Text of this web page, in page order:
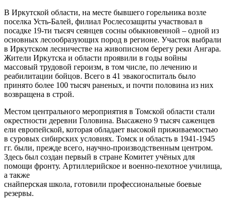
В Иркутской области, на месте бывшего горельника возле
поселка Усть-Балей, филиал Рослесозащиты участвовал в
посадке 19-ти тысяч сеянцев сосны обыкновенной – одной из
основных лесообразующих пород в регионе. Участок выбрали
в Иркутском лесничестве на живописном берегу реки Ангара.
Жители Иркутска и области проявили в годы войны
массовый трудовой героизм, в том числе, по лечению и
реабилитации бойцов. Всего в 41 эвакогоспиталь было
принято более 100 тысяч раненых, и почти половина из них
возвращена в строй.
Местом центрального мероприятия в Томской области стали
окрестности деревни Головина. Высажено 9 тысяч саженцев
ели европейской, которая обладает высокой приживаемостью
в суровых сибирских условиях. Томск и область в 1941-1945
гг. были, прежде всего, научно-производственным центром.
Здесь был создан первый в стране Комитет учёных для
помощи фронту. Артиллерийское и военно-пехотное училища,
а также
снайперская школа, готовили профессиональные боевые
резервы.